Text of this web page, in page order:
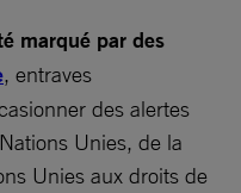
marqué par des
, entraves
des alertes
Unies, de la
Unies aux droits de